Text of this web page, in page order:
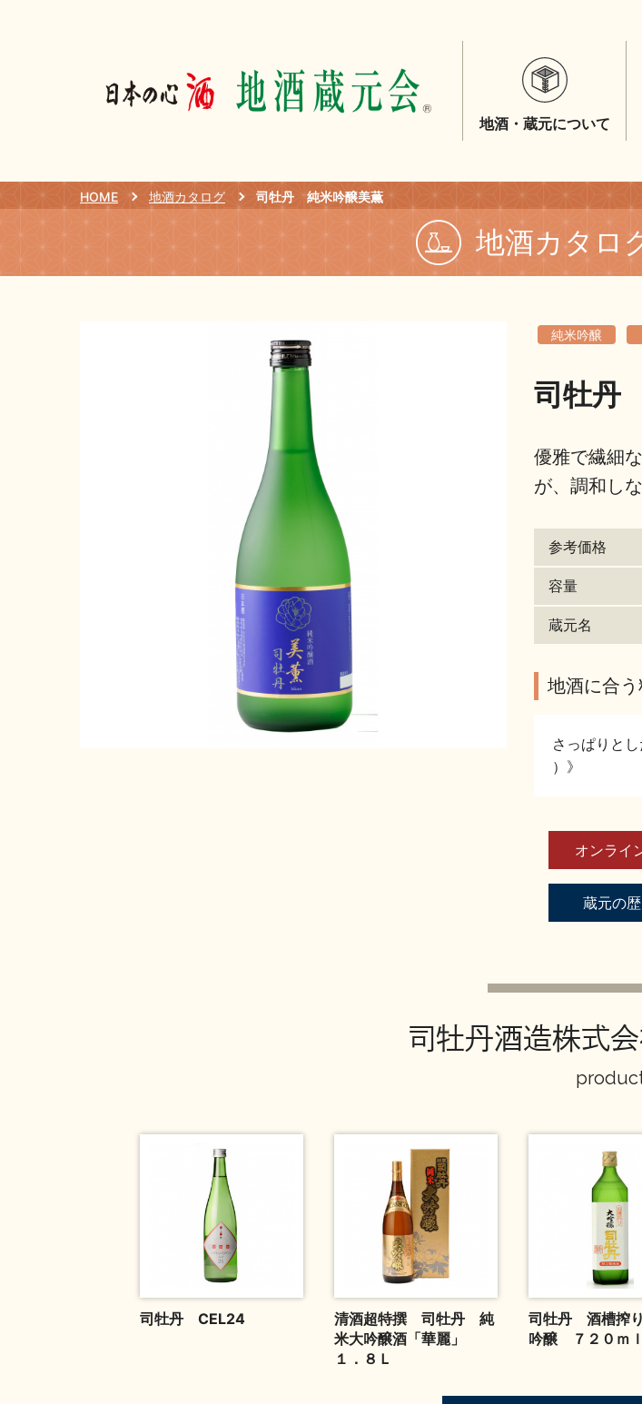
地酒・蔵元について
HOME 地酒カタログ 司牡丹 純米吟醸美薫
地酒カタロ
純米吟醸
司牡丹
優雅で繊細
が、調和し
参考価格
容量
蔵元名
地酒に合う
さっぱりと
）》
オンライ
蔵元の
司牡丹酒造株式
司牡丹 CEL24
清酒超特撰 司牡丹 純
米大吟醸酒「華麗」
１．８Ｌ
司牡丹 酒槽搾
吟醸 ７２０ｍｌ